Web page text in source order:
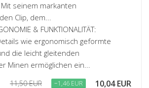
seinem markanten
Clip, dem...
& FUNKTIONALITÄT:
wie ergonomisch geformte
die leicht gleitenden
Minen ermöglichen ein...
11,50 EUR −1,46 EUR 10,04 EUR